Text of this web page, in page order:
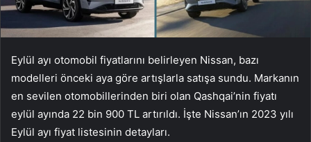
Eylül ayı otomobil fiyatlarını belirleyen Nissan, bazı
modelleri önceki aya göre artışlarla satışa sundu. Markanın
en sevilen otomobillerinden biri olan Qashqai’nin fiyatı
eylül ayında 22 bin 900 TL artırıldı. İşte Nissan’ın 2023 yılı
Eylül ayı fiyat listesinin detayları.